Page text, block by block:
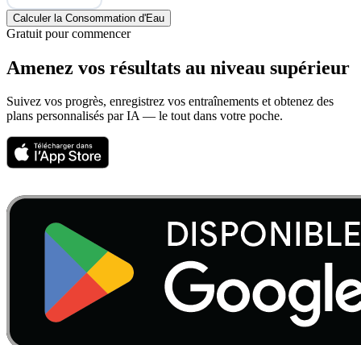
Calculer la Consommation d'Eau
Gratuit pour commencer
Amenez vos résultats au niveau supérieur
Suivez vos progrès, enregistrez vos entraînements et obtenez des
plans personnalisés par IA — le tout dans votre poche.